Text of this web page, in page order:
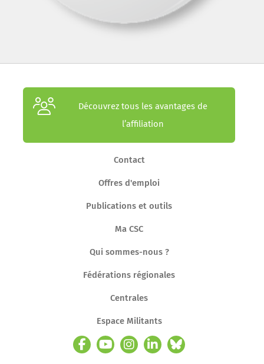
Découvrez tous les avantages de
l’affiliation
Contact
Offres d'emploi
Publications et outils
Ma CSC
Qui sommes-nous ?
Fédérations régionales
Centrales
Espace Militants